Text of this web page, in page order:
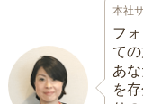
本社
フ
ての
あ
を